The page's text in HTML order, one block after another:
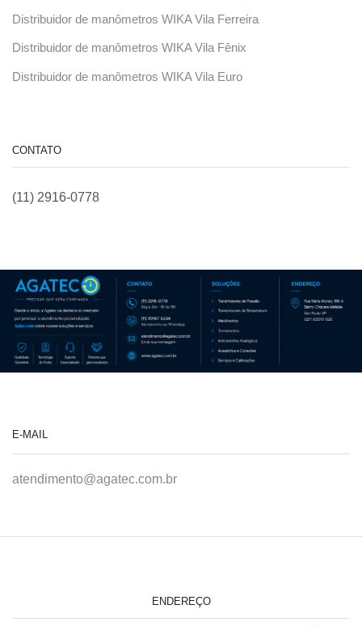
Distribuidor de manômetros WIKA Vila Ferreira
Distribuidor de manômetros WIKA Vila Fênix
Distribuidor de manômetros WIKA Vila Euro
CONTATO
(11) 2916-0778
E-MAIL
atendimento@agatec.com.br
ENDEREÇO